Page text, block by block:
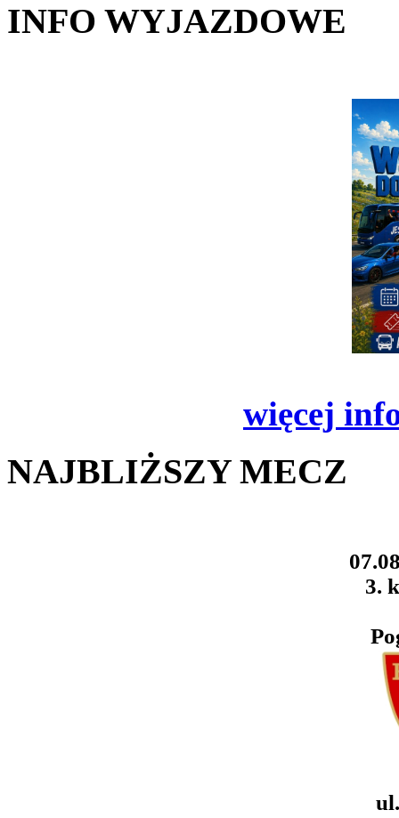
INFO WYJAZDOWE
więcej
NAJBLIŻSZY MECZ
3.